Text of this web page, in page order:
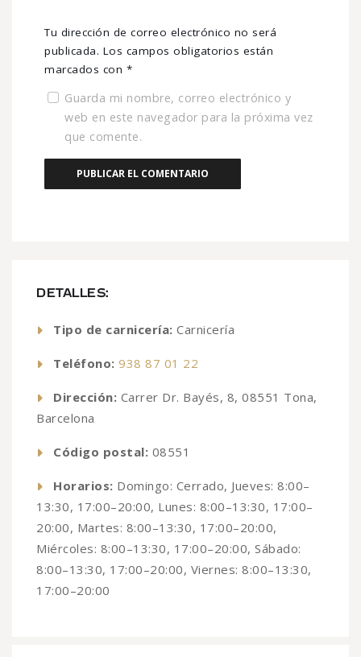
DETALLES:
Tipo de carnicería: Carnicería
Teléfono: 938 87 01 22
Dirección: Carrer Dr. Bayés, 8, 08551 Tona,
Barcelona
Código postal: 08551
Horarios: Domingo: Cerrado, Jueves: 8:00–
13:30, 17:00–20:00, Lunes: 8:00–13:30, 17:00–
20:00, Martes: 8:00–13:30, 17:00–20:00,
Miércoles: 8:00–13:30, 17:00–20:00, Sábado:
8:00–13:30, 17:00–20:00, Viernes: 8:00–13:30,
17:00–20:00
Tu dirección de correo electrónico no será
publicada. Los campos obligatorios están
marcados con *
Guarda mi nombre, correo electrónico y
web en este navegador para la próxima vez
que comente.